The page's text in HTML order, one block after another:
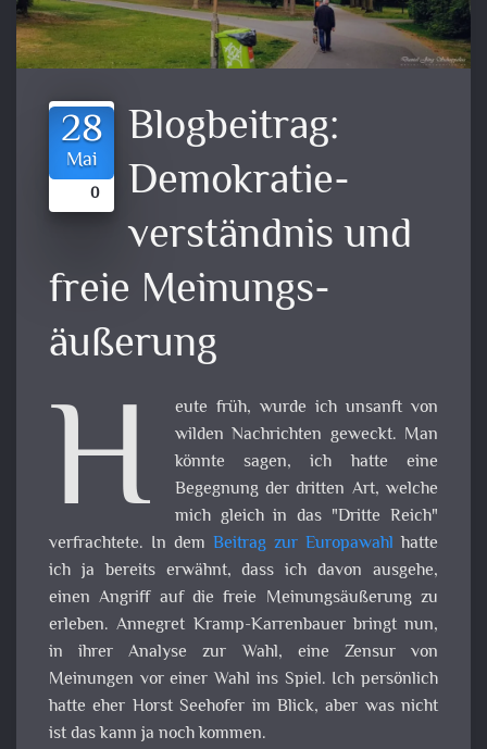
28
Mai
0
Blogbeitrag:
Demokratie­
verständnis und
freie Meinungs­
äußerung
H
eute früh, wurde ich unsanft von
wilden Nachrichten geweckt. Man
könnte sagen, ich hatte eine
Begegnung der dritten Art, welche
mich gleich in das "Dritte Reich"
verfrachtete. In dem Beitrag zur Europawahl hatte
ich ja bereits erwähnt, dass ich davon ausgehe,
einen Angriff auf die freie Meinungsäußerung zu
erleben. Annegret Kramp-Karrenbauer bringt nun,
in ihrer Analyse zur Wahl, eine Zensur von
Meinungen vor einer Wahl ins Spiel. Ich persönlich
hatte eher Horst Seehofer im Blick, aber was nicht
ist das kann ja noch kommen.